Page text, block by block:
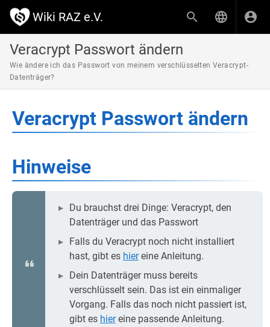
Wiki RAZ e.V.
Veracrypt Passwort ändern
Wie ändere ich das Passwort von meinem verschlüsselten Veracrypt-
Datenträger?
Veracrypt Passwort ändern
Hinweise
Du brauchst drei Dinge: Veracrypt, den
Datenträger und das Passwort
Falls du Veracrypt noch nicht installiert
hast, gibt es hiereine Anleitung.
Dein Datenträger muss bereits
verschlüsselt sein. Das ist ein einmaliger
Vorgang. Falls das noch nicht passiert ist,
gibt es hiereine passende Anleitung.